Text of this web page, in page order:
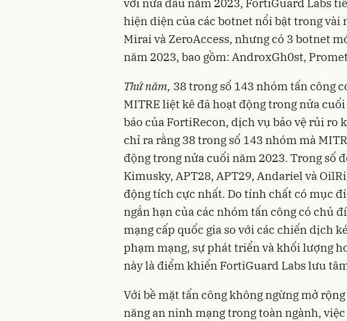
hiện diện của các botnet nổi bật trong vài
Mirai và ZeroAccess, nhưng có 3 botnet
năm 2023, bao gồm: AndroxGh0st,
Thứ năm, 38 trong số 143 nhóm tấn công
MITRE liệt kê đã hoạt động trong nửa
báo của FortiRecon, dịch vụ bảo vệ rủi ro
chỉ ra rằng 38 trong số 143 nhóm mà
động trong nửa cuối năm 2023. Trong số
Kimusky, APT28, APT29, Andariel và
động tích cực nhất. Do tính chất có mục
ngắn hạn của các nhóm tấn công có chủ
mạng cấp quốc gia so với các chiến dịch
phạm mạng, sự phát triển và khối lượng
này là điểm khiến FortiGuard Labs lưu
Với bề mặt tấn công không ngừng mở
năng an ninh mạng trong toàn ngành,